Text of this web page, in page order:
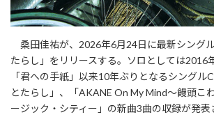
桑田佳祐が、2026年6月24日に最新シング
たらし」をリリースする。ソロとしては2016
「君への手紙」以来10年ぶりとなるシングル
とたらし」、「AKANE On My Mind～饅頭こ
ージック・シティー」の新曲3曲の収録が発表